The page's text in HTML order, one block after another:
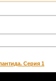
Серия 1